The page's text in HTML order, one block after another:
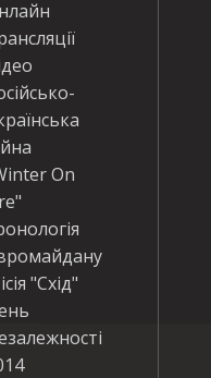
On
"Схід"